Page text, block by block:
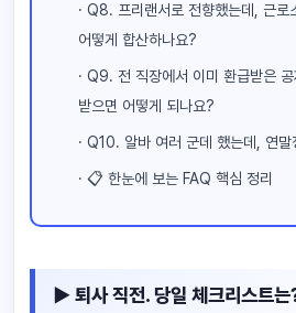
· Q8. 프리랜서로 전향했는데, 근로
어떻게 합산하나요?
· Q9. 전 직장에서 이미 환급받은
받으면 어떻게 되나요?
· Q10. 알바 여러 군데 했는데, 연
· 📋 한눈에 보는 FAQ 핵심 정리
▶ 퇴사 직전. 당일 체크리스트는